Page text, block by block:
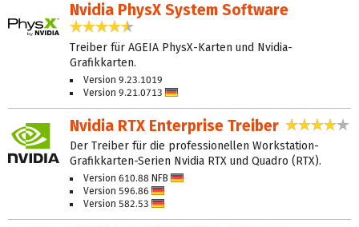
Nvidia PhysX System Software
4,5 Sterne
Treiber für AGEIA PhysX-Karten und Nvidia-
Grafikkarten.
Version 9.23.1019
Version 9.21.0713
Nvidia RTX Enterprise Treiber 4,1
Der Treiber für die professionellen Workstation-
Grafikkarten-Serien Nvidia RTX und Quadro (RTX).
Version 610.88 NFB
Version 596.86
Version 582.53